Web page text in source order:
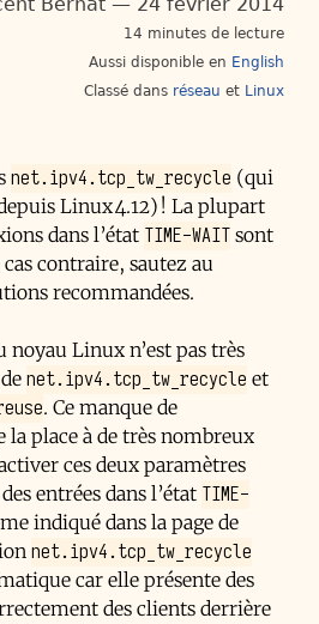
14 minutes de lecture
Aussi disponible en English
Classé dans réseau Linux
net.ipv4.tcp_tw_recycle (qui
Linux 4.12) ! La plupart
dans l’état TIME-WAITsont
contraire, sautez au
recommandées.
Linux n’est pas très
net.ipv4.tcp_tw_recycle et
. Ce manque de
la place à de très nombreux
ces deux paramètres
entrées dans l’état TIME-
indiqué dans la page de
net.ipv4.tcp_tw_recycle
car elle présente des
des clients derrière